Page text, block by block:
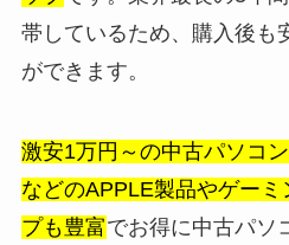
帯しているため、購入後も
ができます。
激安1万円～の中古パソコ
などのAPPLE製品やゲー
プも豊富でお得に中古パソ